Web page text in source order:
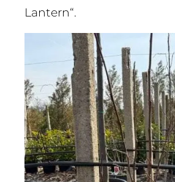
Lantern“.